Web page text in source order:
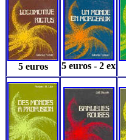
5 euros 5 euros - 2 ex